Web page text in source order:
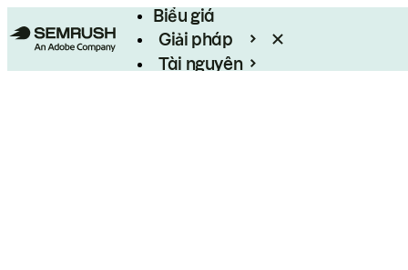
Biểu giá
Giải pháp
Tài nguyên